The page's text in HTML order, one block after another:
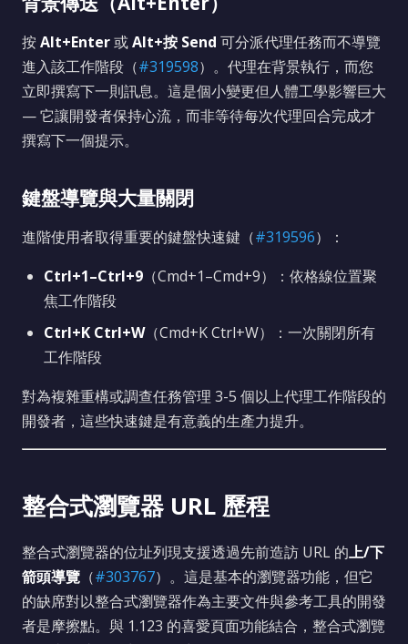
按Alt+Enter或Alt+按 Send 可分派代理任務而不導覽
進入該工作階段（#319598）。代理在背景執行，而您
立即撰寫下一則訊息。這是個小變更但人體工學影響巨大
— 它讓開發者保持心流，而非等待每次代理回合完成才
撰寫下一個提示。
鍵盤導覽與大量關閉
進階使用者取得重要的鍵盤快速鍵（#319596）：
Ctrl+1–Ctrl+9 （Cmd+1–Cmd+9）：依格線位置聚
焦工作階段
Ctrl+K Ctrl+W（Cmd+K Ctrl+W）：一次關閉所有
工作階段
對為複雜重構或調查任務管理 3-5 個以上代理工作階段的
開發者，這些快速鍵是有意義的生產力提升。
整合式瀏覽器 URL 歷程
整合式瀏覽器的位址列現支援透過先前造訪 URL 的上/下
箭頭導覽 （#303767）。這是基本的瀏覽器功能，但它
的缺席對以整合式瀏覽器作為主要文件與參考工具的開發
者是摩擦點。與 1.123 的喜愛頁面功能結合，整合式瀏覽